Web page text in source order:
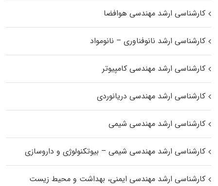
کارشناسی ارشد مهندسی هوافضا
کارشناسی ارشد نانوفناوری – نانومواد
کارشناسی ارشد مهندسی کامپیوتر
کارشناسی ارشد مهندسی دریانوردی
کارشناسی ارشد مهندسی شیمی
کارشناسی ارشد مهندسی شیمی – بیوتکنولوژی و داروسازی
کارشناسی ارشد مهندسی ایمنی، بهداشت و محیط زیست